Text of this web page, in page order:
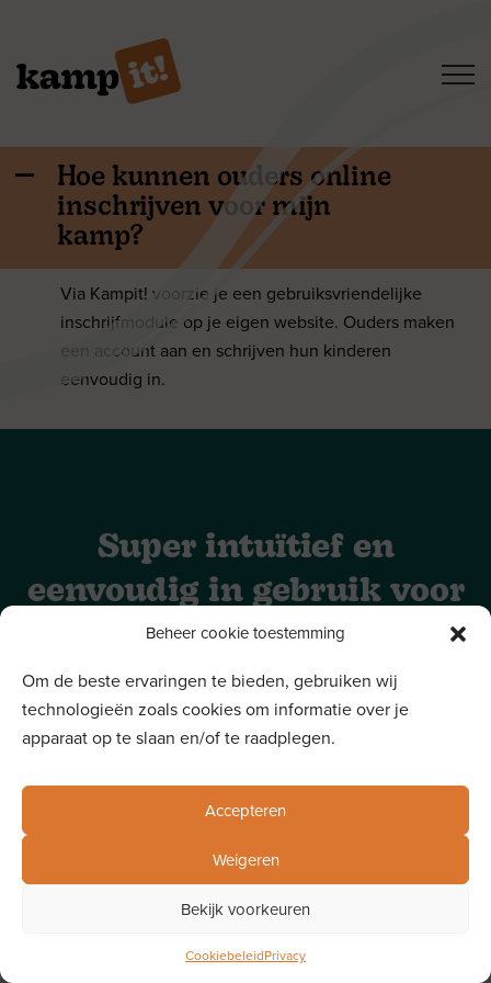
Beheer cookie toestemming
Om de beste ervaringen te bieden, gebruiken wij
technologieën zoals cookies om informatie over je
apparaat op te slaan en/of te raadplegen.
Accepteren
Weigeren
Bekijk voorkeuren
CookiebeleidPrivacy
Home
Mogelijkheden
Demo aanvragen
A
Hoe kunnen ouders online
inschrijven voor mijn
kamp?
Via Kampit! voorzie je een gebruiksvriendelijke
inschrijfmodule op je eigen website. Ouders maken
een account aan en schrijven hun kinderen
eenvoudig in.
Super intuïtief en
eenvoudig in gebruik voor
jezelf, je monitoren en de
ouders.
Overtuig uzelf en test onze demo account
Gemaakt met door Sinergio
Privacy & cookies
Algemene voorwaarden